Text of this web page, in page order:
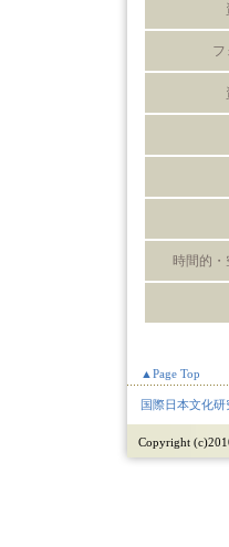
フ
時間的・
▲Page Top
国際日本文化研
Copyright